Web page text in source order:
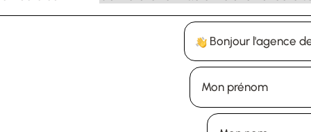
Bonjour l'agence
Mon prénom